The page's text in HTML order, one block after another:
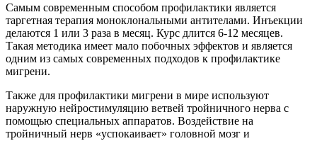
Самым современным способом профилактики является
таргетная терапия моноклональными антителами. Инъекции
делаются 1 или 3 раза в месяц. Курс длится 6-12 месяцев.
Такая методика имеет мало побочных эффектов и является
одним из самых современных подходов к профилактике
мигрени.
Также для профилактики мигрени в мире используют
наружную нейростимуляцию ветвей тройничного нерва с
помощью специальных аппаратов. Воздействие на
тройничный нерв «успокаивает» головной мозг и